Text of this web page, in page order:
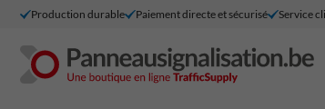
Production durable Paiement directe et sécurisé Service